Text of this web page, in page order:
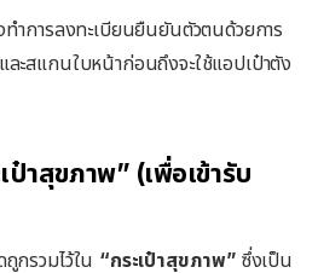
ทำการลงทะเบียนยืนยันตัวตนด้วยการ
ละสแกนใบหน้าก่อนถึงจะใช้แอปเป๋าตัง
ป๋าสุขภาพ” (เพื่อเข้ารับ
กรวมไว้ใน “กระเป๋าสุขภาพ” ซึ่งเป็น